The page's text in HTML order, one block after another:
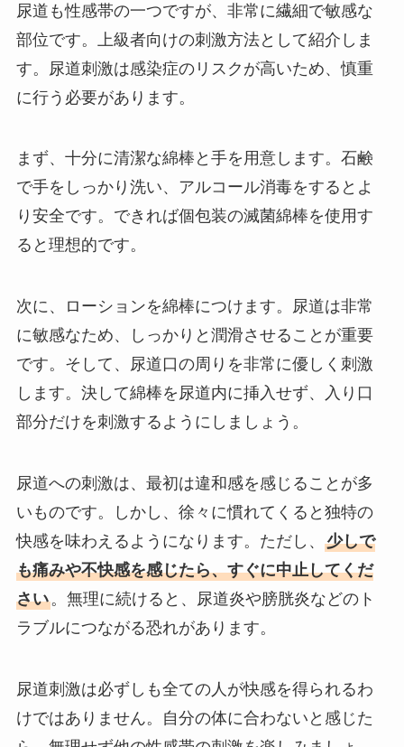
尿道も性感帯の一つですが、非常に繊細で敏感な
部位です。上級者向けの刺激方法として紹介しま
す。尿道刺激は感染症のリスクが高いため、慎重
に行う必要があります。
まず、十分に清潔な綿棒と手を用意します。石鹸
で手をしっかり洗い、アルコール消毒をするとよ
り安全です。できれば個包装の滅菌綿棒を使用す
ると理想的です。
次に、ローションを綿棒につけます。尿道は非常
に敏感なため、しっかりと潤滑させることが重要
です。そして、尿道口の周りを非常に優しく刺激
します。決して綿棒を尿道内に挿入せず、入り口
部分だけを刺激するようにしましょう。
尿道への刺激は、最初は違和感を感じることが多
いものです。しかし、徐々に慣れてくると独特の
快感を味わえるようになります。ただし、 少しで
も痛みや不快感を感じたら、すぐに中止してくだ
さい。無理に続けると、尿道炎や膀胱炎などのト
ラブルにつながる恐れがあります。
尿道刺激は必ずしも全ての人が快感を得られるわ
けではありません。自分の体に合わないと感じた